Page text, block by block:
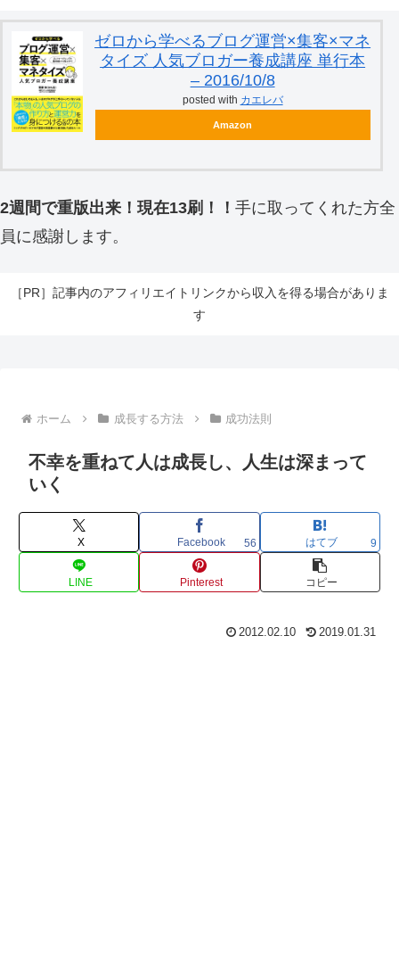
ゼロから学べるブログ運営×集客×マネ
タイズ 人気ブロガー養成講座 単行本
– 2016/10/8
posted with カエレバ
Amazon
2週間で重版出来！現在13刷！！ 手に取ってくれた方全
員に感謝します。
［PR］記事内のアフィリエイトリンクから収入を得る場合がありま
す
ホーム 成長する方法 成功法則
不幸を重ねて人は成長し、人生は深まって
いく
X Facebook 56 はてブ 9
LINE Pinterest コピー
2012.02.10 2019.01.31